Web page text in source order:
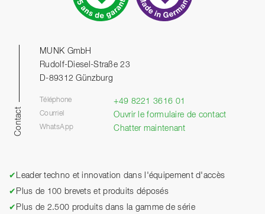
Contact
MUNK GmbH
Rudolf-Diesel-Straße 23
D-89312 Günzburg
Téléphone +49 8221 3616 01
Courriel Ouvrir le formulaire de contact
WhatsApp Chatter maintenant
✔ Leader techno et innovation dans l'équipement d'accès
✔ Plus de 100 brevets et produits déposés
✔ Plus de 2.500 produits dans la gamme de série